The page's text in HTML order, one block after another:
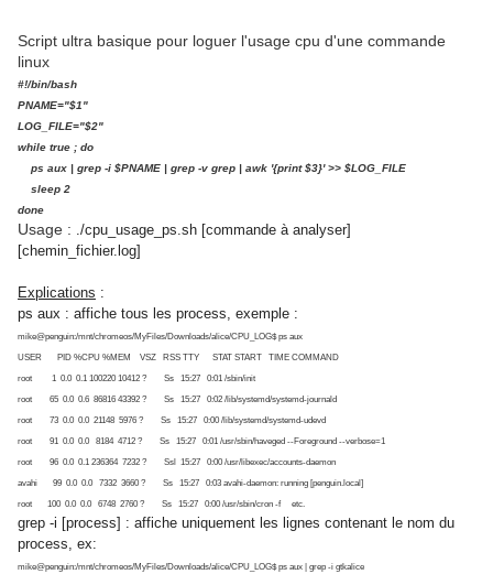
Script ultra basique pour loguer l'usage cpu d'une commande
linux
#!/bin/bash
PNAME="$1"
LOG_FILE="$2"
while true ; do
ps aux | grep -i $PNAME | grep -v grep | awk '{print $3}' >> $LOG_FILE
sleep 2
done
Usage : ./cpu_usage_ps.sh [commande à analyser]
[chemin_fichier.log]
Explications :
ps aux : affiche tous les process, exemple :
mike@penguin:/mnt/chromeos/MyFiles/Downloads/alice/CPU_LOG$ ps aux
USER PID %CPU %MEM VSZ RSS TTY STAT START TIME COMMAND
root 1 0.0 0.1 100220 10412 ? Ss 15:27 0:01 /sbin/init
root 65 0.0 0.6 86816 43392 ? Ss 15:27 0:02 /lib/systemd/systemd-journald
root 73 0.0 0.0 21148 5976 ? Ss 15:27 0:00 /lib/systemd/systemd-udevd
root 91 0.0 0.0 8184 4712 ? Ss 15:27 0:01 /usr/sbin/haveged --Foreground --verbose=1
root 96 0.0 0.1 236364 7232 ? Ssl 15:27 0:00 /usr/libexec/accounts-daemon
avahi 99 0.0 0.0 7332 3660 ? Ss 15:27 0:03 avahi-daemon: running [penguin.local]
root 100 0.0 0.0 6748 2760 ? Ss 15:27 0:00 /usr/sbin/cron -f etc.
grep -i [process] : affiche uniquement les lignes contenant le nom du
process, ex:
mike@penguin:/mnt/chromeos/MyFiles/Downloads/alice/CPU_LOG$ ps aux | grep -i gtkalice